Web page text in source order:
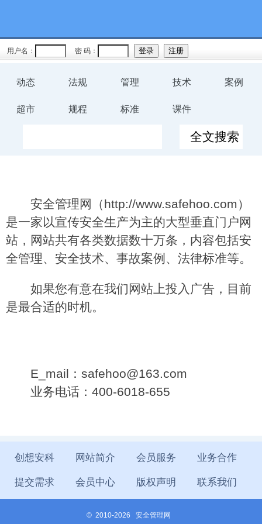
用户名： 密 码：
动态 法规 管理 技术 案例
超市 规程 标准 课件
安全管理网（http://www.safehoo.com）
是一家以宣传安全生产为主的大型垂直门户网
站，网站共有各类数据数十万条，内容包括安
全管理、安全技术、事故案例、法律标准等。
如果您有意在我们网站上投入广告，目前
是最合适的时机。
E_mail：safehoo@163.com
业务电话：400-6018-655
创想安科 网站简介 会员服务 业务合作
提交需求 会员中心 版权声明 联系我们
© 2010-2026 安全管理网